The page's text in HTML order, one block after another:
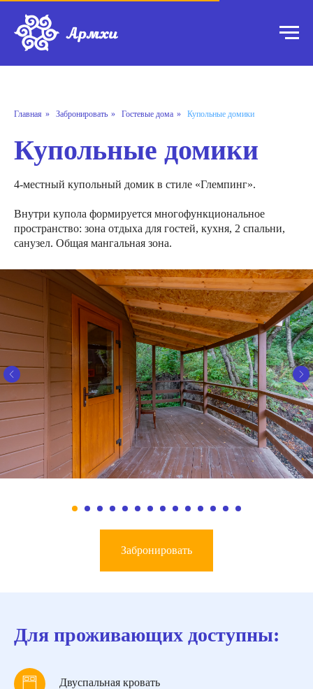
Главная » Забронировать » Гостевые дома » Купольные домики
Купольные домики
4-местный купольный домик в стиле «Глемпинг».
Внутри купола формируется многофункциональное
пространство: зона отдыха для гостей, кухня, 2 спальни,
санузел. Общая мангальная зона.
Забронировать
Для проживающих доступны:
Двуспальная кровать